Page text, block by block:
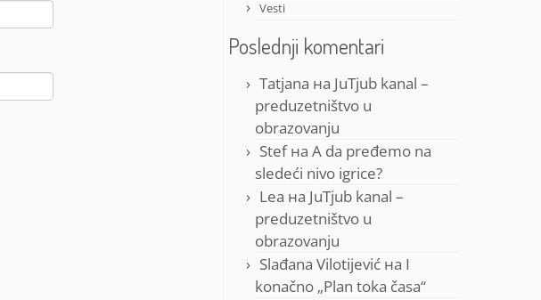
Vesti
Poslednji komentari
Tatjana на JuTjub kanal –
preduzetništvo u
obrazovanju
Stefна A da pređemo na
sledeći nivo igrice?
Lea на JuTjub kanal –
preduzetništvo u
obrazovanju
Slađana Vilotijević на I
konačno „Plan toka časa“